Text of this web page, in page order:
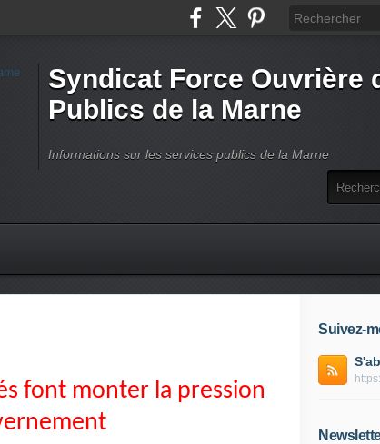
Syndicat Force Ouvrière
Publics de la Marne
Informations sur les services publics de la Marne
font monter la pression
Suivez-